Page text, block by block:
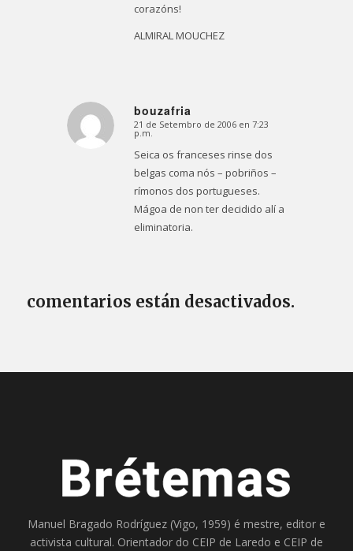
corazóns!
ALMIRAL MOUCHEZ
bouzafria
Dice:
21 de Setembro de 2006 en 7:23
p.m.
Seica os franceses rinse dos
belgas coma nós – pobriños –
rímonos dos portugueses.
Mágoa de non ter decidido alí a
eliminatoria.
comentarios están desactivados.
Manuel Bragado Rodríguez (Vigo, 1959) é mestre, editor e
activista cultural. Orientador do CEIP de Laredo e CEIP de